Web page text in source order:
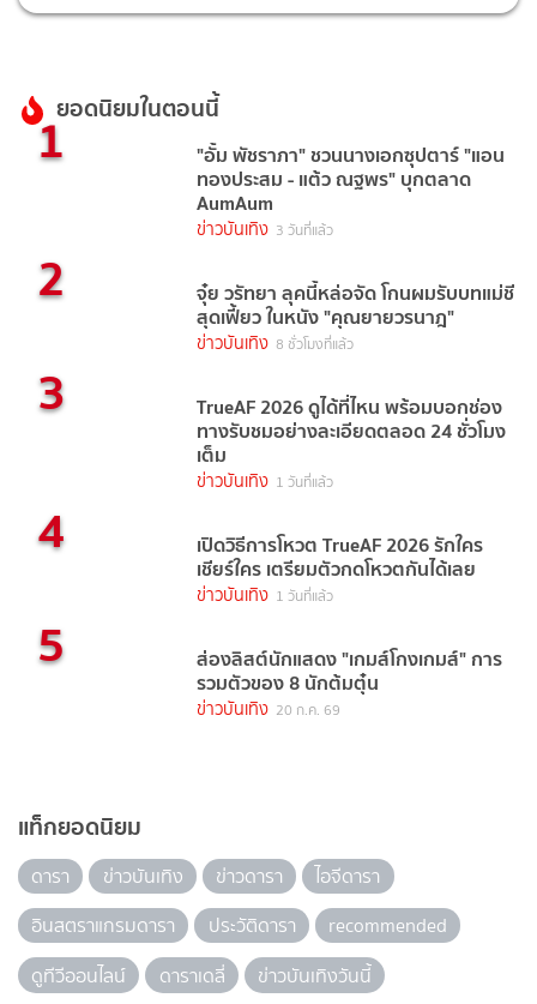
ยอดนิยมในตอนนี้
1 "อั้ม พัชราภา" ชวนนางเอกซุปตาร์ "แอน
ทองประสม - แต้ว ณฐพร" บุกตลาด
AumAum
ข่าวบันเทิง 3 วันที่แล้ว
2 จุ๋ย วรัทยา ลุคนี้หล่อจัด โกนผมรับบทแม่ชี
สุดเฟี้ยว ในหนัง "คุณยายวรนาฎ"
ข่าวบันเทิง 8 ชั่วโมงที่แล้ว
3 TrueAF 2026 ดูได้ที่ไหน พร้อมบอกช่อง
ทางรับชมอย่างละเอียดตลอด 24 ชั่วโมง
เต็ม
ข่าวบันเทิง 1 วันที่แล้ว
4 เปิดวิธีการโหวต TrueAF 2026 รักใคร
เชียร์ใคร เตรียมตัวกดโหวตกันได้เลย
ข่าวบันเทิง 1 วันที่แล้ว
5 ส่องลิสต์นักแสดง "เกมส์โกงเกมส์" การ
รวมตัวของ 8 นักต้มตุ๋น
ข่าวบันเทิง 20 ก.ค. 69
แท็กยอดนิยม
ดารา ข่าวบันเทิง ข่าวดารา
ไอจีดารา
อินสตราแกรมดารา
ประวัติดารา
recommended
ดูทีวีออนไลน์
ดาราเดลี่ ข่าวบันเทิงวันนี้